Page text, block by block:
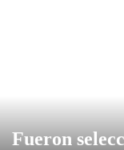
Fueron